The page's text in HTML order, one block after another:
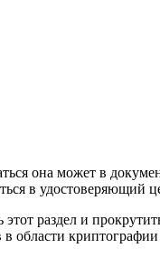
она может в
в удостоверяющий
раздел и
области